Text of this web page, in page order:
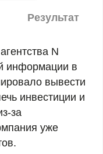
Результат
N
информации в
вывести
инвестиции и
за
уже